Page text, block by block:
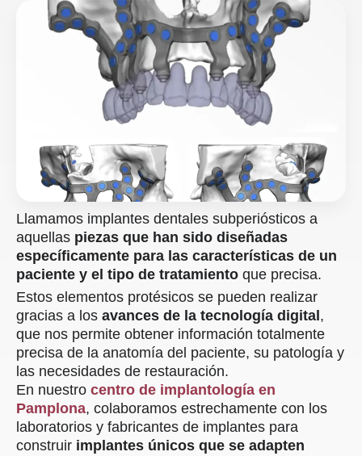
Llamamos implantes dentales subperiósticos a
aquellas piezas que han sido diseñadas
específicamente para las características de un
paciente y el tipo de tratamiento que precisa.
Estos elementos protésicos se pueden realizar
gracias a los avances de la tecnología digital,
que nos permite obtener información totalmente
precisa de la anatomía del paciente, su patología y
las necesidades de restauración.
En nuestro centro de implantología en
Pamplona, colaboramos estrechamente con los
laboratorios y fabricantes de implantes para
construir implantes únicos que se adapten